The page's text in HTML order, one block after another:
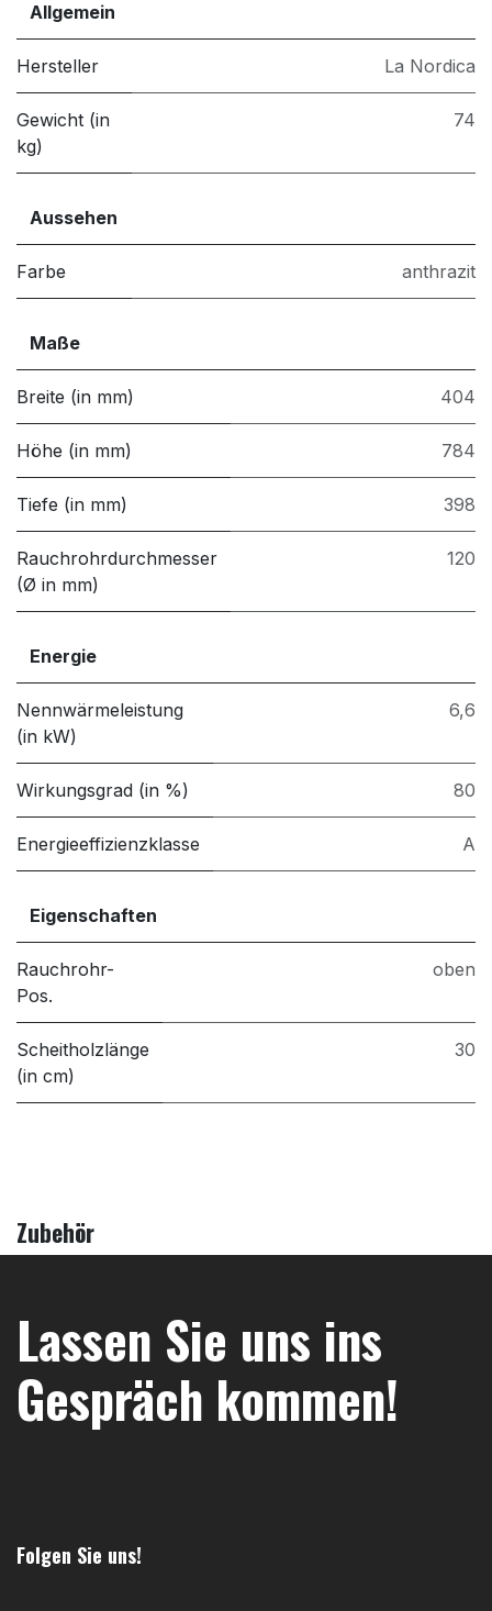
Allgemein
Hersteller La Nordica
Gewicht (in
kg)
74
Aussehen
Farbe anthrazit
Maße
Breite (in mm) 404
Höhe (in mm) 784
Tiefe (in mm) 398
Rauchrohrdurchmesser
(Ø in mm)
120
Energie
Nennwärmeleistung
(in kW)
6,6
Wirkungsgrad (in %) 80
Energieeffizienzklasse A
Eigenschaften
Rauchrohr-
Pos.
oben
Scheitholzlänge
(in cm)
30
Zubehör
Lassen Sie uns ins
Gespräch kommen!
Folgen Sie uns!